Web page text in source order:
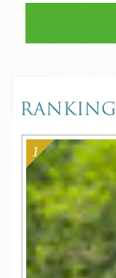
RANKING